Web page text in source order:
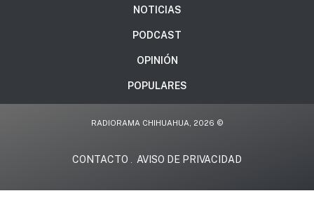
NOTICIAS
PODCAST
OPINIÓN
POPULARES
RADIORAMA CHIHUAHUA, 2026 ©
CONTACTO AVISO DE PRIVACIDAD